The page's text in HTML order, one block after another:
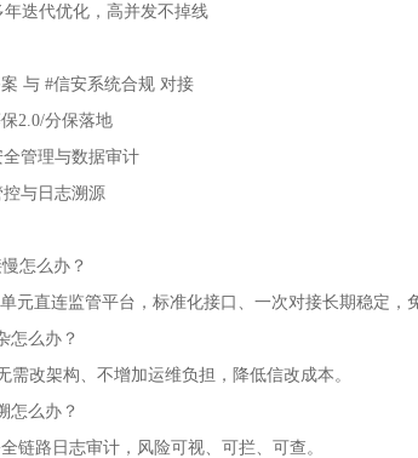
迭代优化，高并发不掉线
与 #信安系统合规 对接
2.0/分保落地
管理与数据审计
与日志溯源
怎么办？
单元直连监管平台，标准化接口、一次对接长期稳定，
怎么办？
需改架构、不增加运维负担，降低信改成本。
怎么办？
全链路日志审计，风险可视、可拦、可查。